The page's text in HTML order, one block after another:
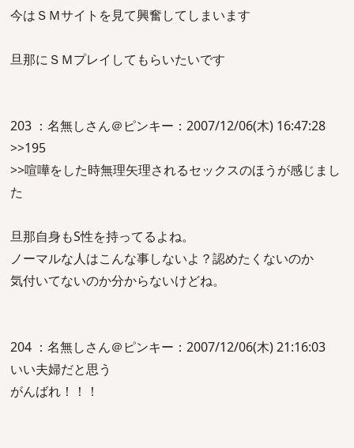
今はＳＭサイトを見て興奮してしまいます
旦那にＳＭプレイしてもらいたいです
203 ：名無しさん＠ピンキー：2007/12/06(木) 16:47:28
>>195
>>喧嘩をした時無理矢理されるセックスのほうが感じまし
た
旦那自身もS性を持ってるよね。
ノーマルな人はこんな事しないよ？認めたくないのか
気付いてないのか分からないけどね。
204 ：名無しさん＠ピンキー：2007/12/06(木) 21:16:03
いい夫婦だと思う
がんばれ！！！